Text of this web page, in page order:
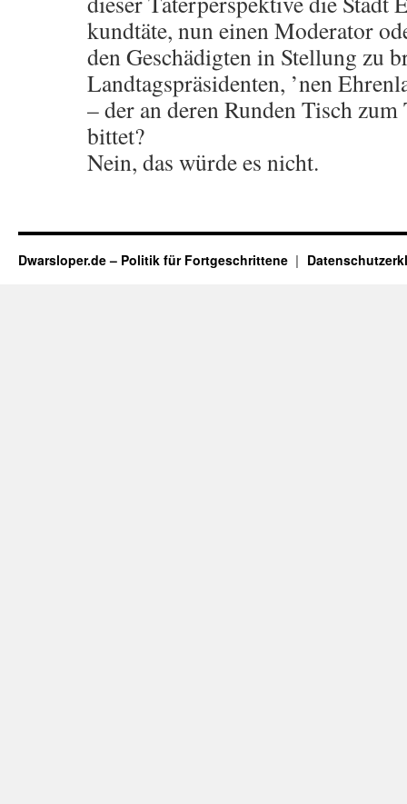
kundtäte, nun einen Moderator
den Geschädigten in Stellung zu
Landtagspräsidenten, ’nen
– der an deren Runden Tisch
bittet?
Nein, das würde es nicht.
Dwarsloper.de – Politik für Fortgeschrittene